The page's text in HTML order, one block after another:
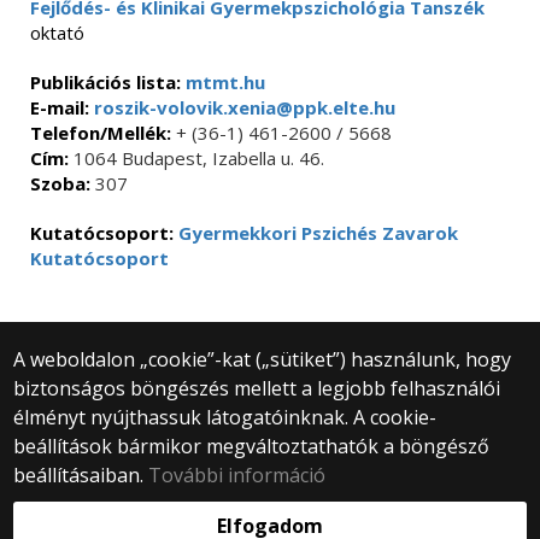
Fejlődés- és Klinikai Gyermekpszichológia Tanszék
oktató
Publikációs lista: mtmt.hu
E-mail: roszik-volovik.xenia@ppk.elte.hu
Telefon/Mellék: + (36-1) 461-2600 / 5668
Cím: 1064 Budapest, Izabella u. 46.
Szoba: 307
Kutatócsoport: Gyermekkori Pszichés Zavarok
Kutatócsoport
A weboldalon „cookie”-kat („sütiket”) használunk, hogy
biztonságos böngészés mellett a legjobb felhasználói
élményt nyújthassuk látogatóinknak. A cookie-
beállítások bármikor megváltoztathatók a böngésző
beállításaiban. További információ
Elfogadom
© 2025 Eötvös Loránd Tudományegyetem
Minden jog fenntartva.
1053 Budapest, Egyetem tér 1–3.
Központi telefonszám: +36 1 411 6500
Webfejlesztés: